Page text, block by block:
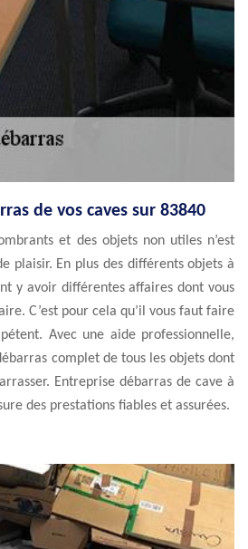
de vos caves sur 83840
et des objets non utiles n’est
plaisir. En plus des différents objets à
y avoir différentes affaires dont vous
C’est pour cela qu’il vous faut faire
Avec une aide professionnelle,
complet de tous les objets dont
Entreprise débarras de cave à
des prestations fiables et assurées.